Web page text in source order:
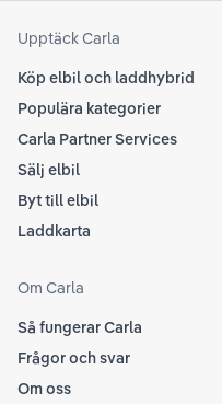
Upptäck Carla
Köp elbil och laddhybrid
Populära kategorier
Carla Partner Services
Sälj elbil
Byt till elbil
Laddkarta
Om Carla
Så fungerar Carla
Frågor och svar
Om oss